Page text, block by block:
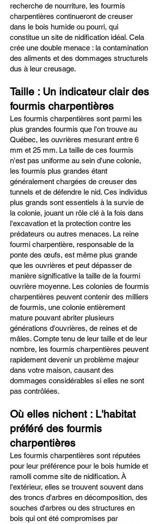
recherche de nourriture, les fourmis
charpentières continueront de creuser
dans le bois humide ou pourri, qui
constitue un site de nidification idéal. Cela
crée une double menace : la contamination
des aliments et des dommages structurels
dus à leur creusage.
Taille : Un indicateur clair des
fourmis charpentières
Les fourmis charpentières sont parmi les
plus grandes fourmis que l'on trouve au
Québec, les ouvrières mesurant entre 6
mm et 25 mm. La taille de ces fourmis
n'est pas uniforme au sein d'une colonie,
les fourmis plus grandes étant
généralement chargées de creuser des
tunnels et de défendre le nid. Ces individus
plus grands sont essentiels à la survie de
la colonie, jouant un rôle clé à la fois dans
l'excavation et la protection contre les
prédateurs ou autres menaces. La reine
fourmi charpentière, responsable de la
ponte des œufs, est même plus grande
que les ouvrières et peut dépasser de
manière significative la taille de la fourmi
ouvrière moyenne. Les colonies de fourmis
charpentières peuvent contenir des milliers
de fourmis, une colonie entièrement
mature pouvant abriter plusieurs
générations d'ouvrières, de reines et de
mâles. Compte tenu de leur taille et de leur
nombre, les fourmis charpentières peuvent
rapidement devenir un problème majeur
dans votre maison, causant des
dommages considérables si elles ne sont
pas contrôlées.
Où elles nichent : L'habitat
préféré des fourmis
charpentières
Les fourmis charpentières sont réputées
pour leur préférence pour le bois humide et
ramolli comme site de nidification. À
l'extérieur, elles se trouvent souvent dans
des troncs d'arbres en décomposition, des
souches d'arbres ou des structures en
bois qui ont été compromises par